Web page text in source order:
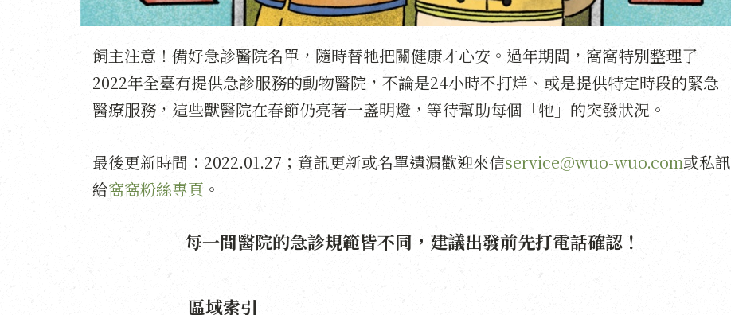
飼主注意！備好急診醫院名單，隨時替牠把關健康才心安。過年期間，窩窩特別整理了
2022年全臺有提供急診服務的動物醫院，不論是24小時不打烊、或是提供特定時段的緊急
醫療服務，這些獸醫院在春節仍亮著一盞明燈，等待幫助每個「牠」的突發狀況。
最後更新時間：2022.01.27；資訊更新或名單遺漏歡迎來信service@wuo-wuo.com或私訊
給窩窩粉絲專頁 。
每一間醫院的急診規範皆不同，建議出發前先打電話確認！
區域索引